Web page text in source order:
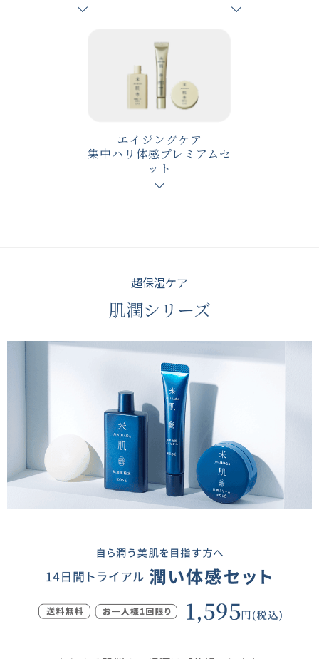
エイジングケア
集中ハリ体感プレミアムセ
ット
超保湿ケア
肌潤シリーズ